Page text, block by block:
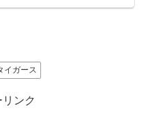
イガース
ンク